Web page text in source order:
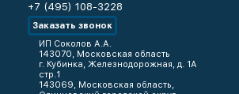
+7 (495) 108-3228
Заказать звонок
ИП Соколов А.А.
143070, Московская область
г. Кубинка, Железнодорожная, д. 1А
стр.1
143069, Московская область,